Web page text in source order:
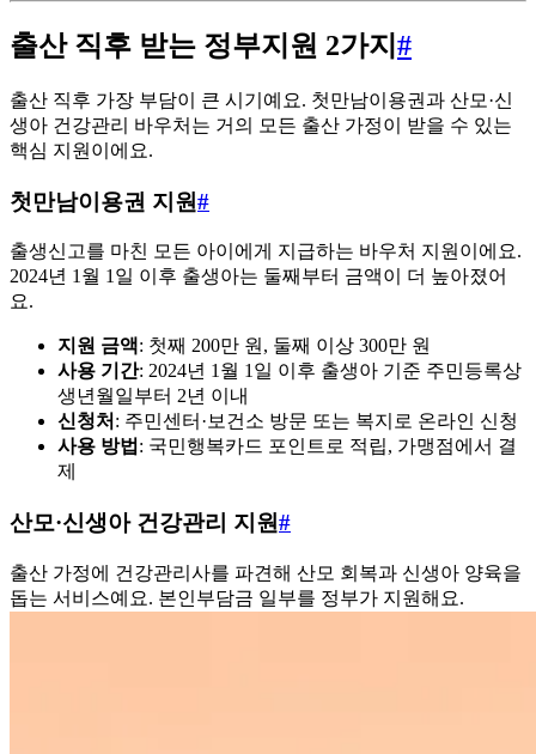
출산 직후 받는 정부지원 2가지 #
출산 직후 가장 부담이 큰 시기예요. 첫만남이용권과 산모·신
생아 건강관리 바우처는 거의 모든 출산 가정이 받을 수 있는
핵심 지원이에요.
첫만남이용권 지원#
출생신고를 마친 모든 아이에게 지급하는 바우처 지원이에요.
2024년 1월 1일 이후 출생아는 둘째부터 금액이 더 높아졌어
요.
지원 금액: 첫째 200만 원, 둘째 이상 300만 원
사용 기간: 2024년 1월 1일 이후 출생아 기준 주민등록상
생년월일부터 2년 이내
신청처 : 주민센터·보건소 방문 또는 복지로 온라인 신청
사용 방법 : 국민행복카드 포인트로 적립, 가맹점에서 결
제
산모·신생아 건강관리 지원#
출산 가정에 건강관리사를 파견해 산모 회복과 신생아 양육을
돕는 서비스예요. 본인부담금 일부를 정부가 지원해요.